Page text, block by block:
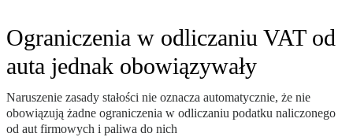
Ograniczenia w odliczaniu VAT od
auta jednak obowiązywały
Naruszenie zasady stałości nie oznacza automatycznie, że nie
obowiązują żadne ograniczenia w odliczaniu podatku naliczonego
od aut firmowych i paliwa do nich